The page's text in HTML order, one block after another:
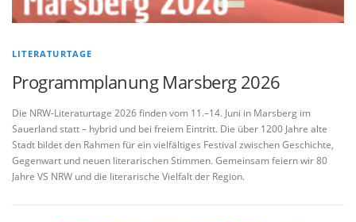
LITERATURTAGE
Programmplanung Marsberg 2026
Die NRW‑Literaturtage 2026 finden vom 11.–14. Juni in Marsberg im
Sauerland statt – hybrid und bei freiem Eintritt. Die über 1200 Jahre alte
Stadt bildet den Rahmen für ein vielfältiges Festival zwischen Geschichte,
Gegenwart und neuen literarischen Stimmen. Gemeinsam feiern wir 80
Jahre VS NRW und die literarische Vielfalt der Region.